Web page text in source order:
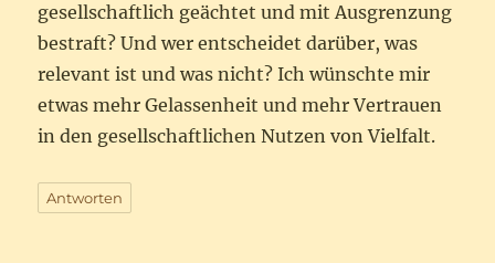
gesellschaftlich geächtet und mit Ausgrenzung
bestraft? Und wer entscheidet darüber, was
relevant ist und was nicht? Ich wünschte mir
etwas mehr Gelassenheit und mehr Vertrauen
in den gesellschaftlichen Nutzen von Vielfalt.
Antworten